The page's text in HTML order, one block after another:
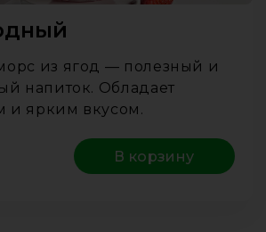
из ягод — полезный и
напиток. Обладает
и ярким вкусом.
В корзину